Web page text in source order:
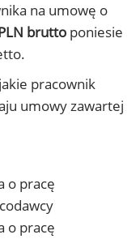
na umowę o
brutto poniesie
pracownik
umowy zawartej
o pracę
o pracę